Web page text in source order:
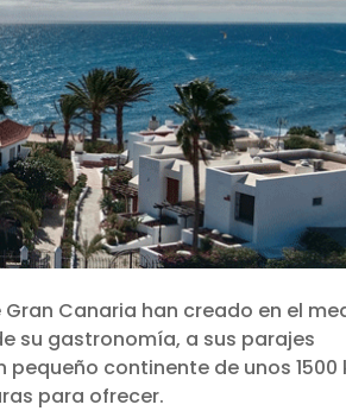
Canaria han creado en el
su gastronomía, a sus parajes
continente de unos 1500
para ofrecer.